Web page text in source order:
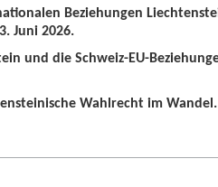
Beziehungen
Juni 2026.
und die Schweiz-EU-
Wahlrecht im